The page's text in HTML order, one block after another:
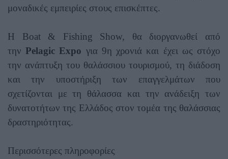
μοναδικές εμπειρίες στους επισκέπτες.
Η Boat & Fishing Show, θα διοργανωθεί από
τηνPelagic Expo για 9η χρονιά και έχει ως στόχο
την ανάπτυξη του θαλάσσιου τουρισμού, τη διάδοση
και την υποστήριξη των επαγγελμάτων που
σχετίζονται με τη θάλασσα και την ανάδειξη των
δυνατοτήτων της Ελλάδος στον τομέα της θαλάσσιας
δραστηριότητας.
Περισσότερες πληροφορίες